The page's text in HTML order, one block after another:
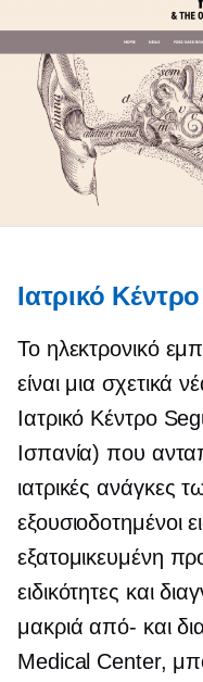
Ιατρικό
Το ηλεκτρονικό
είναι μια σχετικά
Ιατρικό Κέντρο
Ισπανία) που
ιατρικές ανάγκες
εξουσιοδοτημένοι
εξατομικευμένη
ειδικότητες και
μακριά από- και
Medical Center,